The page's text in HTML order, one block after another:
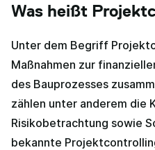
Was heißt
Unter dem Begriff
Maßnahmen zur
des Bauprozesses
zählen unter anderem die
Risikobetrachtung sowie
bekannte